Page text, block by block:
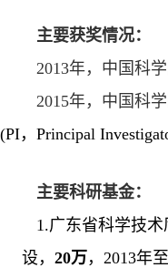
主要获奖情况：
2013年，中国科
2015年，中国科
(PI， Principal
主要科研基金：
1.广东省科学技术
设， 20万 ， 2013年至